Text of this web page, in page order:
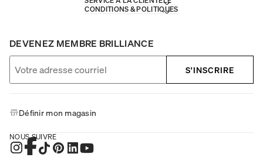
CONDITIONS & POLITIQUES
DEVENEZ MEMBRE BRILLIANCE
S'INSCRIRE
Définir mon magasin
NOUS SUIVRE